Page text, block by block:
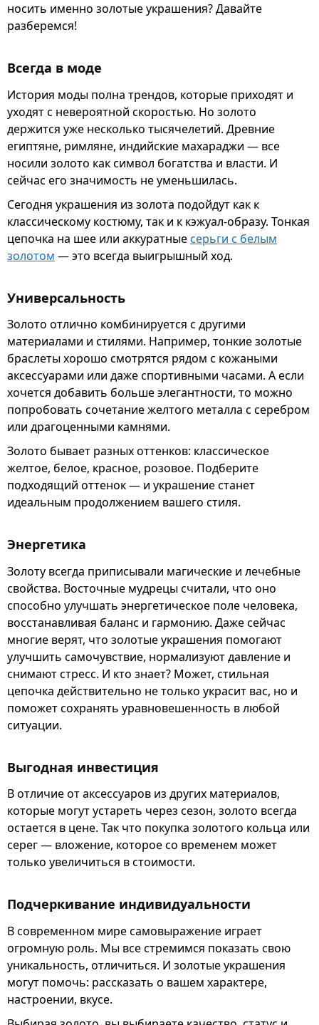
носить именно золотые украшения? Давайте
разберемся!
Всегда в моде
История моды полна трендов, которые приходят и
уходят с невероятной скоростью. Но золото
держится уже несколько тысячелетий. Древние
египтяне, римляне, индийские махараджи — все
носили золото как символ богатства и власти. И
сейчас его значимость не уменьшилась.
Сегодня украшения из золота подойдут как к
классическому костюму, так и к кэжуал-образу. Тонкая
цепочка на шее или аккуратные серьги с белым
золотом — это всегда выигрышный ход.
Универсальность
Золото отлично комбинируется с другими
материалами и стилями. Например, тонкие золотые
браслеты хорошо смотрятся рядом с кожаными
аксессуарами или даже спортивными часами. А если
хочется добавить больше элегантности, то можно
попробовать сочетание желтого металла с серебром
или драгоценными камнями.
Золото бывает разных оттенков: классическое
желтое, белое, красное, розовое. Подберите
подходящий оттенок — и украшение станет
идеальным продолжением вашего стиля.
Энергетика
Золоту всегда приписывали магические и лечебные
свойства. Восточные мудрецы считали, что оно
способно улучшать энергетическое поле человека,
восстанавливая баланс и гармонию. Даже сейчас
многие верят, что золотые украшения помогают
улучшить самочувствие, нормализуют давление и
снимают стресс. И кто знает? Может, стильная
цепочка действительно не только украсит вас, но и
поможет сохранять уравновешенность в любой
ситуации.
Выгодная инвестиция
В отличие от аксессуаров из других материалов,
которые могут устареть через сезон, золото всегда
остается в цене. Так что покупка золотого кольца или
серег — вложение, которое со временем может
только увеличиться в стоимости.
Подчеркивание индивидуальности
В современном мире самовыражение играет
огромную роль. Мы все стремимся показать свою
уникальность, отличиться. И золотые украшения
могут помочь: рассказать о вашем характере,
настроении, вкусе.